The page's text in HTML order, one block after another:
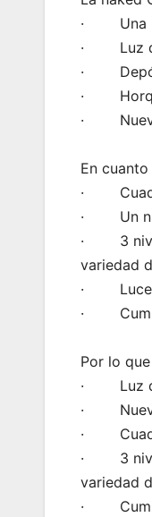
· Una
· Luz
·
·
· Nuevo
En
· Cuadro
· Un
· 3
variedad
· Luces
·
Por lo
· Luz
· Nueva
· Cuadro
· 3
variedad
·